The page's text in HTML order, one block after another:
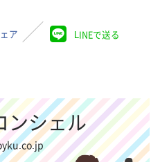
ア LINEで送る
ンシェル